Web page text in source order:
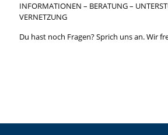
INFORMATIONEN – BERATUNG –
VERNETZUNG
Du hast noch Fragen? Sprich uns an. Wir